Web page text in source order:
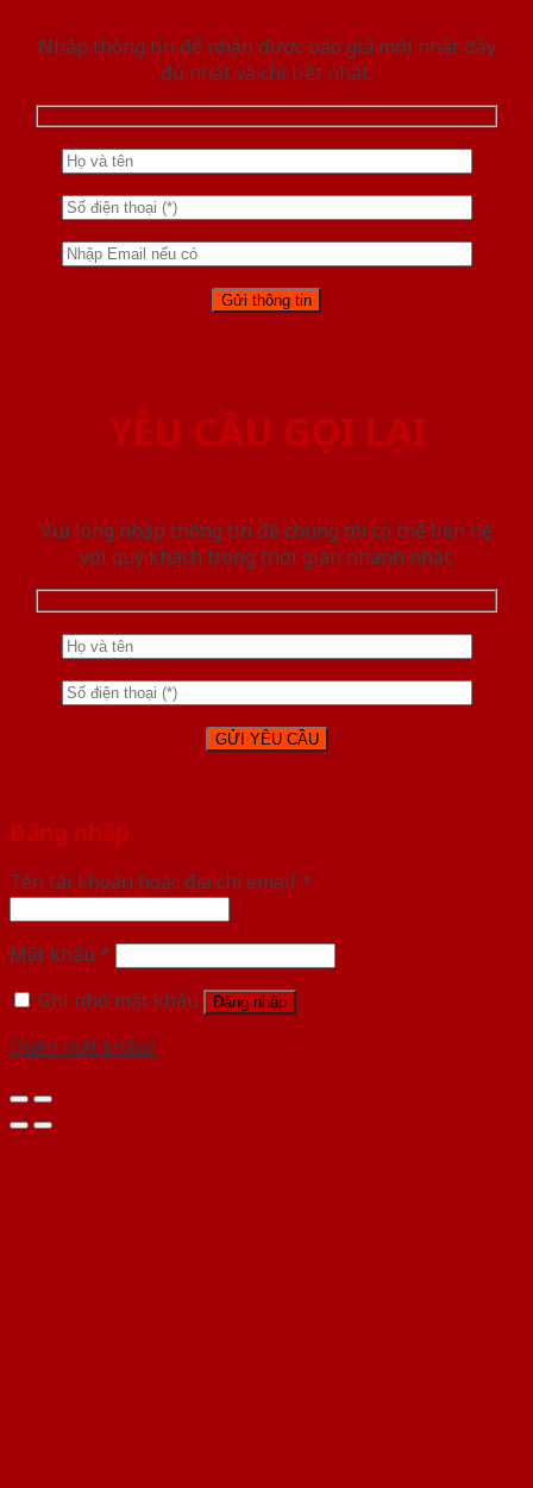
Nhập thông tin để nhận được báo giá mới nhât đầy
đủ nhất và chi tiết nhất.
YÊU CẦU GỌI LẠI
Vui lòng nhập thông tin để chúng tôi có thể liên hệ
với quý khách trong thời gian nhanh nhất.
Đăng nhập
Tên tài khoản hoặc địa chỉ email *
Mật khẩu *
Ghi nhớ mật khẩu
Đăng nhập
Quên mật khẩu?